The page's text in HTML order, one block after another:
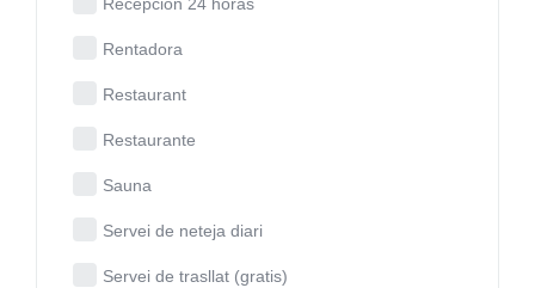
Rentadora
Restaurant
Restaurante
Sauna
Servei de neteja diari
Servei de trasllat (gratis)